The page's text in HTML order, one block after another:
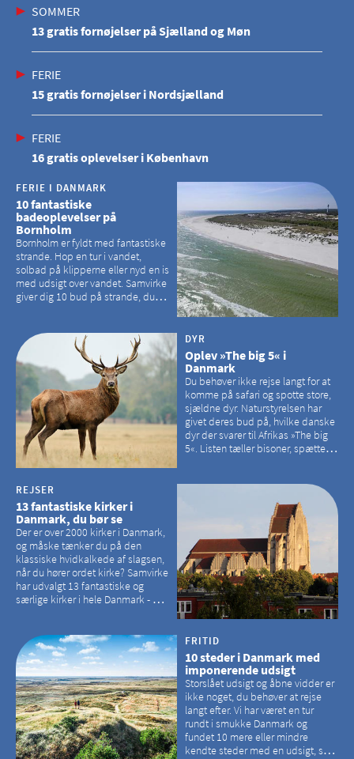
SOMMER
13 gratis fornøjelser på Sjælland og Møn
FERIE
15 gratis fornøjelser i Nordsjælland
FERIE
16 gratis oplevelser i København
FERIE I DANMARK
10 fantastiske
badeoplevelser på
Bornholm
Bornholm er fyldt med fantastiske
strande. Hop en tur i vandet,
solbad på klipperne eller nyd en is
med udsigt over vandet. Samvirke
giver dig 10 bud på strande, du
DYR
Oplev »The big 5« i
Danmark
Du behøver ikke rejse langt for at
komme på safari og spotte store,
sjældne dyr. Naturstyrelsen har
givet deres bud på, hvilke danske
dyr der svarer til Afrikas »The big
5«. Listen tæller bisoner, spættede
REJSER
13 fantastiske kirker i
Danmark, du bør se
Der er over 2000 kirker i Danmark,
og måske tænker du på den
klassiske hvidkalkede af slagsen,
når du hører ordet kirke? Samvirke
har udvalgt 13 fantastiske og
særlige kirker i hele Danmark - og
hvilke kirker, der er en omvej værd
FRITID
10 steder i Danmark med
imponerende udsigt
Storslået udsigt og åbne vidder er
ikke noget, du behøver at rejse
langt efter. Vi har været en tur
rundt i smukke Danmark og
fundet 10 mere eller mindre
kendte steder med en udsigt, som